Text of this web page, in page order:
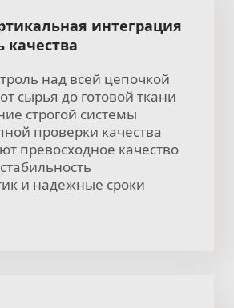
интеграция
качества
над всей цепочкой
сырья до готовой ткани
строгой системы
проверки качества
превосходное качество
и надежные сроки